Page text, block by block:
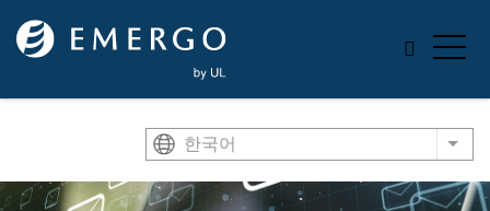
Skip to main content
한국어 List